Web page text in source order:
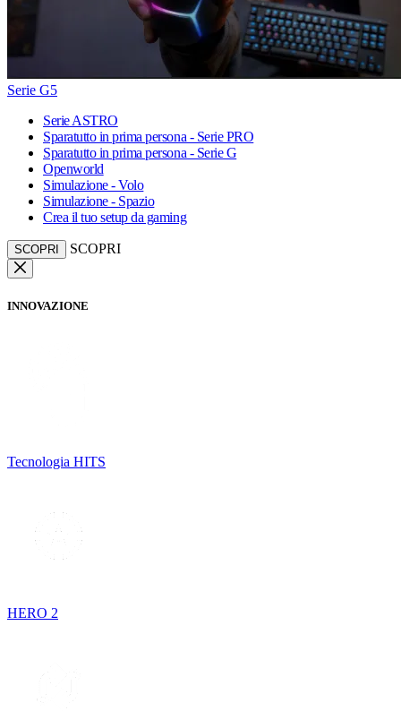
Serie G5
Serie ASTRO
Sparatutto in prima persona - Serie PRO
Sparatutto in prima persona - Serie G
Openworld
Simulazione - Volo
Simulazione - Spazio
Crea il tuo setup da gaming
SCOPRI SCOPRI
INNOVAZIONE
Tecnologia HITS
HERO 2